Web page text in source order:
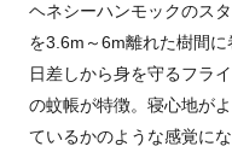
ヘネシーハンモックのス
を3.6m～6m離れた樹間
日差しから身を守るフラ
の蚊帳が特徴。寝心地が
ているかのような感覚にな